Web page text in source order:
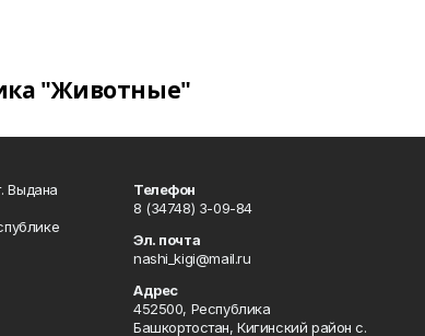
"Животные"
Выдана
Телефон
8 (34748) 3-09-84
Эл. почта
nashi_kigi@mail.ru
Адрес
452500, Республика
Башкортостан, Кигинский район с.